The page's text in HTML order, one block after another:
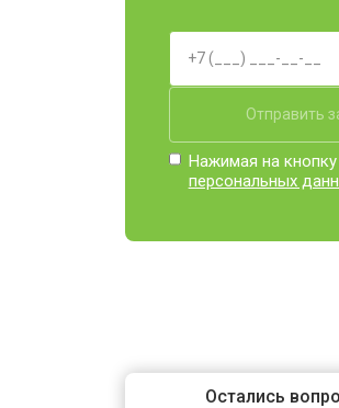
Отправить
Нажимая на
персональных
Остались